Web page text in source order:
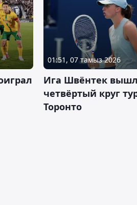
01:51, 07 тамыз 2026
Ига Швёнтек
четвёртый круг
Торонто